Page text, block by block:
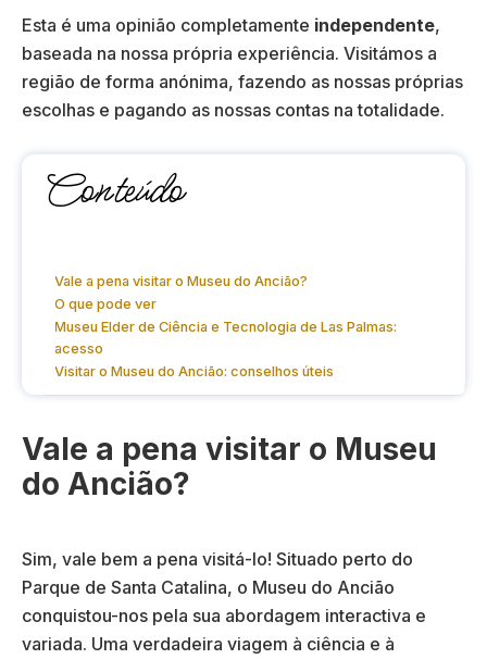
Esta é uma opinião completamente independente,
baseada na nossa própria experiência. Visitámos a
região de forma anónima, fazendo as nossas próprias
escolhas e pagando as nossas contas na totalidade.
Conteúdo
Vale a pena visitar o Museu do Ancião?
O que pode ver
Museu Elder de Ciência e Tecnologia de Las Palmas:
acesso
Visitar o Museu do Ancião: conselhos úteis
Vale a pena visitar o Museu
do Ancião?
Sim, vale bem a pena visitá-lo! Situado perto do
Parque de Santa Catalina, o Museu do Ancião
conquistou-nos pela sua abordagem interactiva e
variada. Uma verdadeira viagem à ciência e à